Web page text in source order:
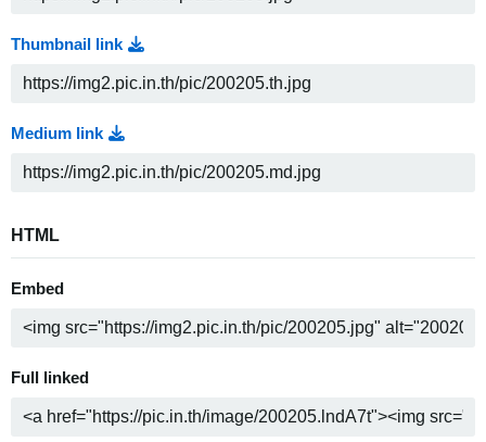
Thumbnail link
Medium link
HTML
Embed
Full linked